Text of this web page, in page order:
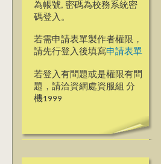
為帳號, 密碼為校務系統密
碼登入。
若需申請表單製作者權限，
請先行登入後填寫申請表單
若登入有問題或是權限有問
題，請洽資網處資服組 分
機1999